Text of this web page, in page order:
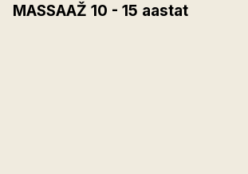
MASSAAŽ 10 - 15 aastat